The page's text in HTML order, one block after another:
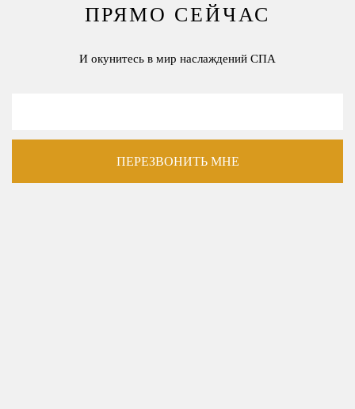
ПРЯМО СЕЙЧАС
И окунитесь в мир наслаждений СПА